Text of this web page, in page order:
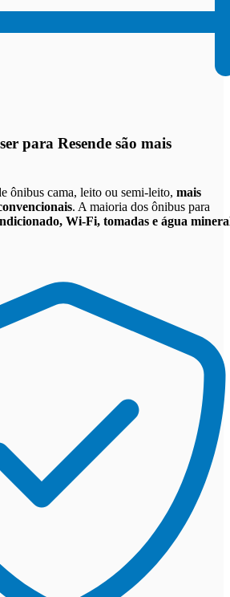
para Resende são mais
ônibus cama, leito ou semi-leito, mais
. A maioria dos ônibus para
Wi-Fi, tomadas e água